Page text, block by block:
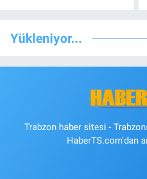
Yükleniyor...
Trabzon haber sitesi -
HaberTS.com'dan